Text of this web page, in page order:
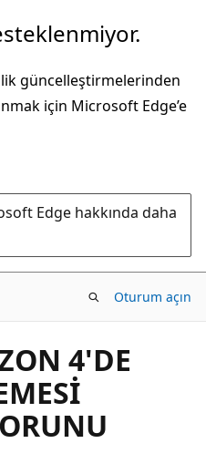
güncelleştirmelerinden
için Microsoft Edge’e
Edge hakkında daha
Oturum açın
4'DE